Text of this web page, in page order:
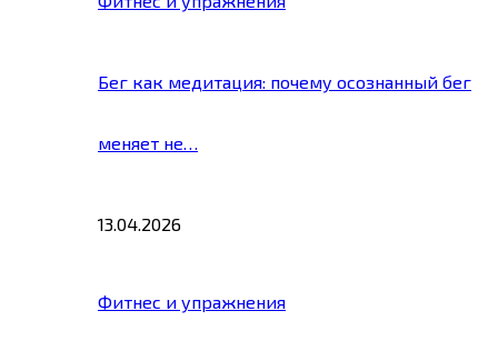
Бег как медитация: почему осознанный бег
меняет не…
13.04.2026
Фитнес и упражнения